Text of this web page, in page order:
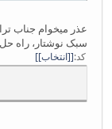
سبک نوشتار، راه
کد [انتخاب]